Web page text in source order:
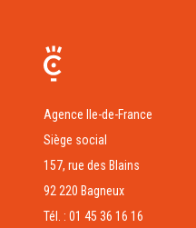
Agence Ile-de-France
Siège social
157, rue des Blains
92 220 Bagneux
Tél. : 01 45 36 16 16